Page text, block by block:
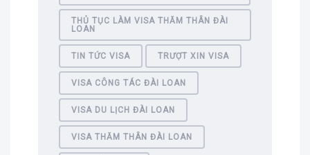
THỦ TỤC LÀM VISA THĂM THÂN ĐÀI
LOAN
TIN TỨC VISA TRƯỢT XIN VISA
VISA CÔNG TÁC ĐÀI LOAN
VISA DU LỊCH ĐÀI LOAN
VISA THĂM THÂN ĐÀI LOAN